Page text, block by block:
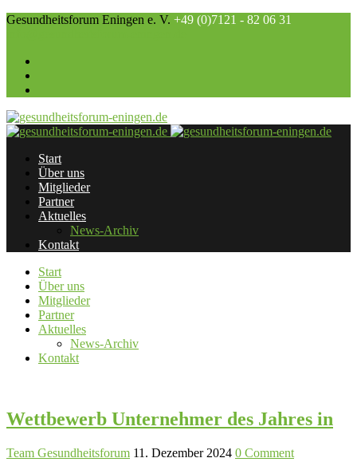
Gesundheitsforum Eningen e. V. +49 (0)7121 - 82 06 31
Start
Über uns
Mitglieder
Partner
Aktuelles
News-Archiv
Kontakt
Start
Über uns
Mitglieder
Partner
Aktuelles
News-Archiv
Kontakt
Wettbewerb Unternehmer des Jahres in
Team Gesundheitsforum 11. Dezember 2024 0 Comment